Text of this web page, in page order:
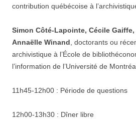
contribution québécoise à
Simon Côté-Lapointe, Cécile
Annaëlle Winand, doctorants ou
archivistique à l’École de
l’information de l’Université de
11h45-12h00 : Période de questions
12h00-13h30 : Dîner libre